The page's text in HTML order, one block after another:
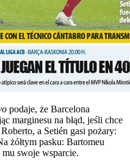
podaje, że Barcelona
marginesu na błąd, jeśli chce
a Setién gasi pożary:
żółtym pasku: Bartomeu
mu swoje wsparcie.